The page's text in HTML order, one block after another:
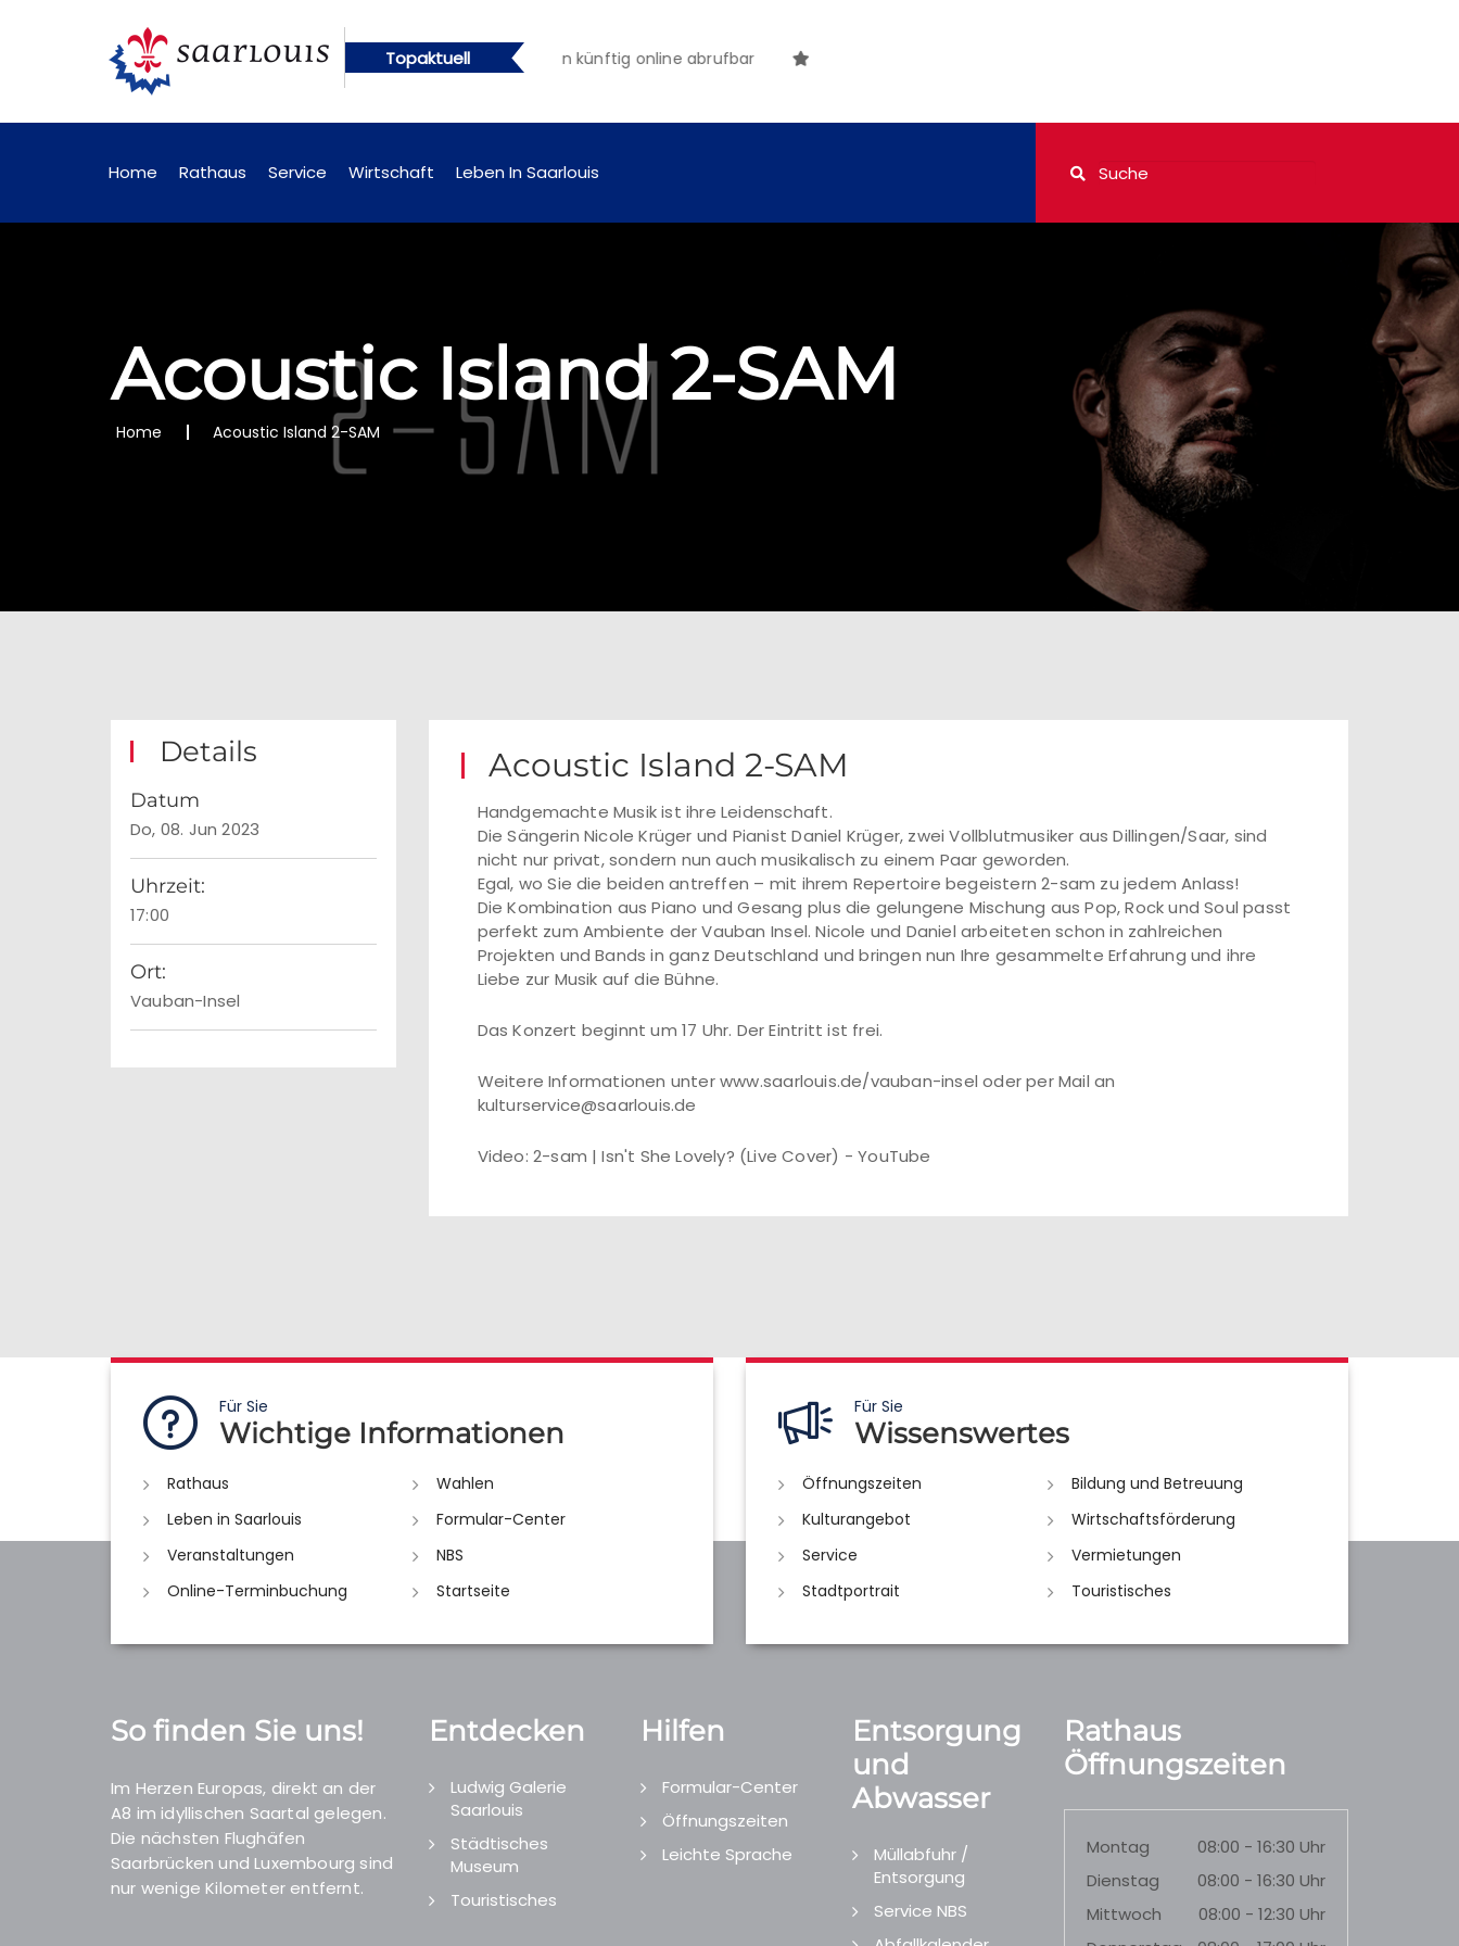
Topaktuell
künftig online abrufbar Öffentliche Bekanntmachungen künftig online abrufbar
Home Rathaus Service Wirtschaft Leben In Saarlouis
Acoustic Island 2-SAM
Home Acoustic Island 2-SAM
Details
Datum
Do, 08. Jun 2023
Uhrzeit:
17:00
Ort:
Vauban-Insel
Acoustic Island 2-SAM
Handgemachte Musik ist ihre Leidenschaft.
Die Sängerin Nicole Krüger und Pianist Daniel Krüger, zwei Vollblutmusiker aus Dillingen/Saar, sind
nicht nur privat, sondern nun auch musikalisch zu einem Paar geworden.
Egal, wo Sie die beiden antreffen – mit ihrem Repertoire begeistern 2-sam zu jedem Anlass!
Die Kombination aus Piano und Gesang plus die gelungene Mischung aus Pop, Rock und Soul passt
perfekt zum Ambiente der Vauban Insel. Nicole und Daniel arbeiteten schon in zahlreichen
Projekten und Bands in ganz Deutschland und bringen nun Ihre gesammelte Erfahrung und ihre
Liebe zur Musik auf die Bühne.
Das Konzert beginnt um 17 Uhr. Der Eintritt ist frei.
Weitere Informationen unter www.saarlouis.de/vauban-insel oder per Mail an
kulturservice@saarlouis.de
Video: 2-sam | Isn't She Lovely? (Live Cover) - YouTube
Für Sie
Wichtige Informationen
Rathaus
Wahlen
Leben in Saarlouis
Formular-Center
Veranstaltungen
NBS
Online-Terminbuchung
Startseite
Für Sie
Wissenswertes
Öffnungszeiten
Bildung und Betreuung
Kulturangebot
Wirtschaftsförderung
Service
Vermietungen
Stadtportrait
Touristisches
So finden Sie uns!
Im Herzen Europas, direkt an der
A8 im idyllischen Saartal gelegen.
Die nächsten Flughäfen
Saarbrücken und Luxembourg sind
nur wenige Kilometer entfernt.
Entdecken
Ludwig Galerie
Saarlouis
Städtisches
Museum
Touristisches
Hilfen
Formular-Center
Öffnungszeiten
Leichte Sprache
Entsorgung
und
Abwasser
Müllabfuhr /
Entsorgung
Service NBS
Rathaus
Öffnungszeiten
Montag
08:00 - 16:30 Uhr
Dienstag
08:00 - 16:30 Uhr
Mittwoch
08:00 - 12:30 Uhr